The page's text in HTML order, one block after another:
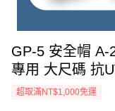
GP-5 安全帽 A-
專用 大尺碼 抗
超取滿NT$1,000免運